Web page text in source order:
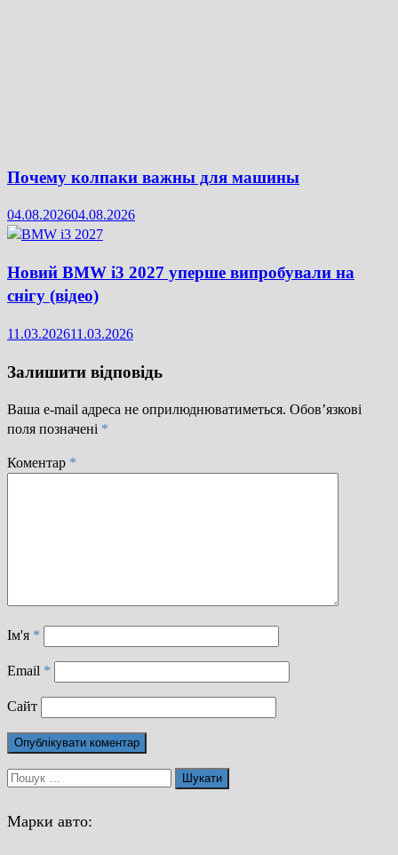
Почему колпаки важны для машины
04.08.202604.08.2026
Новий BMW i3 2027 уперше випробували на
снігу (відео)
11.03.202611.03.2026
Залишити відповідь
Ваша e-mail адреса не оприлюднюватиметься. Обов’язкові
поля позначені *
Коментар *
Ім'я *
Email *
Сайт
Пошук:
Марки авто: